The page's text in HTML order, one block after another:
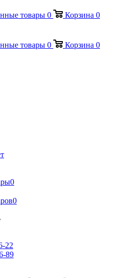
товары 0 Корзина 0
товары 0 Корзина 0
0
0
22
89